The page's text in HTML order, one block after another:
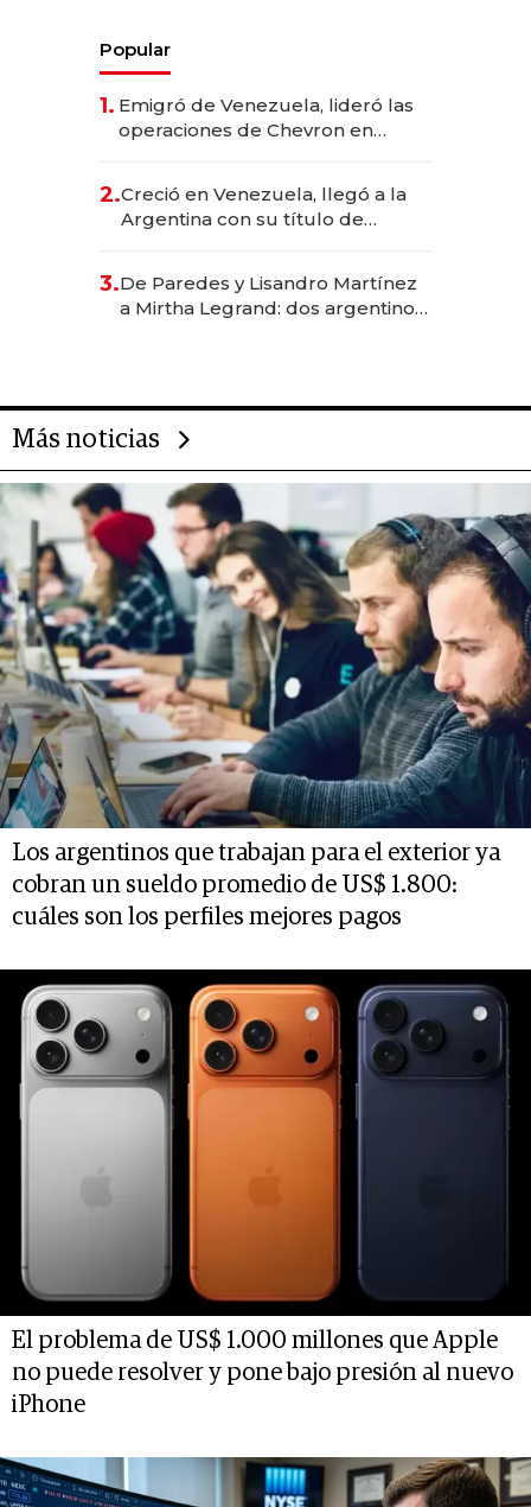
Popular
1. Emigró de Venezuela, lideró las
operaciones de Chevron en
2.Creció en Venezuela, llegó a la
Argentina con su título de
las marcas "fast premium"
3.De Paredes y Lisandro Martínez
a Mirtha Legrand: dos argentinos
Más noticias
Los argentinos que trabajan para el exterior ya
cobran un sueldo promedio de US$ 1.800:
cuáles son los perfiles mejores pagos
El problema de US$ 1.000 millones que Apple
no puede resolver y pone bajo presión al nuevo
iPhone